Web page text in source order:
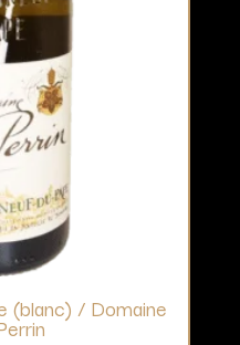
(blanc) / Domaine